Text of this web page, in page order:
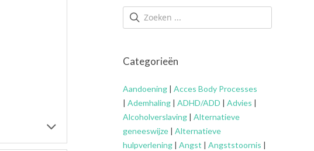
Categorieën
Aandoening | Acces Body Processes
| Ademhaling | ADHD/ADD | Advies |
Alcoholverslaving | Alternatieve
geneeswijze | Alternatieve
hulpverlening | Angst | Angststoornis |